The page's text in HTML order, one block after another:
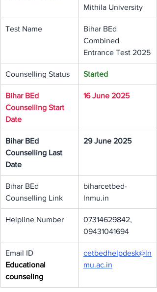
Mithila University
Test Name
Bihar BEd
Combined
Entrance Test 2025
Counselling Status Started
Bihar BEd
Counselling Start
Date
16 June 2025
Bihar BEd
Counselling Last
Date
29 June 2025
Bihar BEd
Counselling Link
biharcetbed-
lnmu.in
Helpline Number
07314629842,
09431041694
Email ID
Educational
counseling
cetbedhelpdesk@ln
mu.ac.in